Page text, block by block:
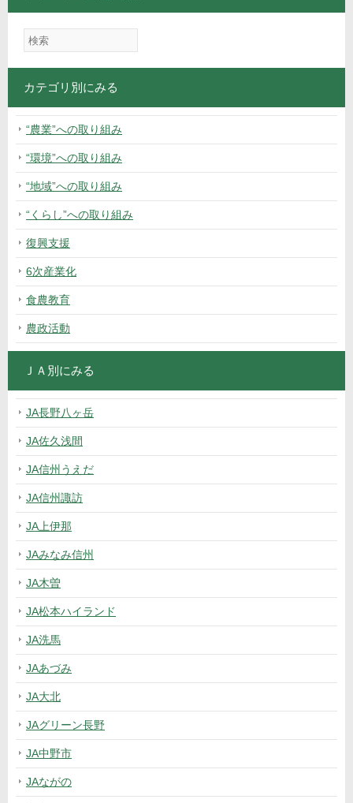
カテゴリ別にみる
“農業”への取り組み
“環境”への取り組み
“地域”への取り組み
“くらし”への取り組み
復興支援
6次産業化
食農教育
農政活動
ＪＡ別にみる
JA長野八ヶ岳
JA佐久浅間
JA信州うえだ
JA信州諏訪
JA上伊那
JAみなみ信州
JA木曽
JA松本ハイランド
JA洗馬
JAあづみ
JA大北
JAグリーン長野
JA中野市
JAながの